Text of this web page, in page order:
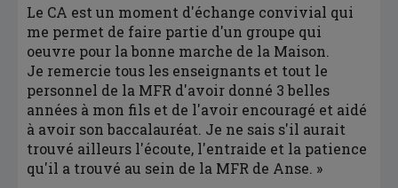
Le CA est un moment d'échange convivial qui
me permet de faire partie d'un groupe qui
oeuvre pour la bonne marche de la Maison.
Je remercie tous les enseignants et tout le
personnel de la MFR d'avoir donné 3 belles
années à mon fils et de l'avoir encouragé et aidé
à avoir son baccalauréat. Je ne sais s'il aurait
trouvé ailleurs l'écoute, l'entraide et la patience
qu'il a trouvé au sein de la MFR de Anse. »